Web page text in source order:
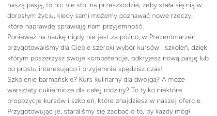
naszą pasją, to nic nie stoi na przeszkodzie, żeby stała się nią w
dorosłym życiu, kiedy sami możemy poznawać nowe rzeczy,
które naprawdę sprawiają nam przyjemność.
Ponieważ na naukę nigdy nie jest za późno, w Prezentmarzeń
przygotowaliśmy dla Ciebie szeroki wybór kursów i szkoleń, dzięki
którym poszerzysz swoje kompetencje, odkryjesz nową pasję lub
po prostu interesująco i przyjemnie spędzisz czas!
Szkolenie barmańskie? Kurs kulinarny dla dwojga? A może
warsztaty cukiernicze dla całej rodziny? To tylko niektóre
propozycje kursów i szkoleń, które znajdziesz w naszej ofercie.
Przygotowując je, staraliśmy się zadbać o to, by każdy mógł